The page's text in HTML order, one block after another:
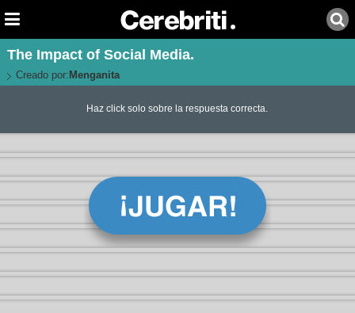
The Impact of Social Media.
Creado por: Menganita
Haz click solo sobre la respuesta correcta.